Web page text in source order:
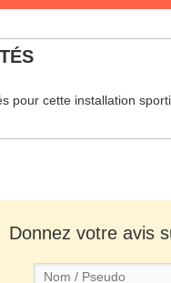
pour cette installation
Donnez votre avis